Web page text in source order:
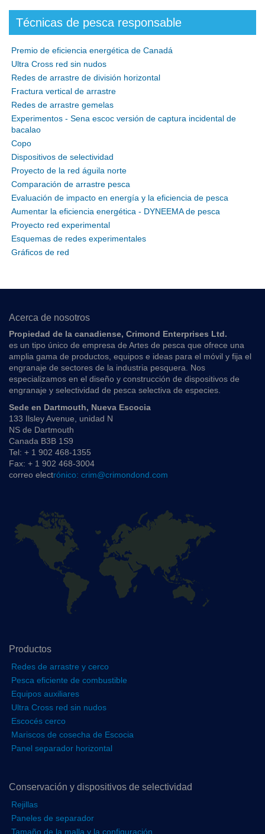
Técnicas de pesca responsable
Premio de eficiencia energética de Canadá
Ultra Cross red sin nudos
Redes de arrastre de división horizontal
Fractura vertical de arrastre
Redes de arrastre gemelas
Experimentos - Sena escoc versión de captura incidental de
bacalao
Copo
Dispositivos de selectividad
Proyecto de la red águila norte
Comparación de arrastre pesca
Evaluación de impacto en energía y la eficiencia de pesca
Aumentar la eficiencia energética - DYNEEMA de pesca
Proyecto red experimental
Esquemas de redes experimentales
Gráficos de red
Acerca de nosotros
Propiedad de la canadiense, Crimond Enterprises Ltd.
es un tipo único de empresa de Artes de pesca que ofrece una
amplia gama de productos, equipos e ideas para el móvil y fija el
engranaje de sectores de la industria pesquera. Nos
especializamos en el diseño y construcción de dispositivos de
engranaje y selectividad de pesca selectiva de especies.
Sede en Dartmouth, Nueva Escocia
133 Ilsley Avenue, unidad N
NS de Dartmouth
Canada B3B 1S9
Tel: + 1 902 468-1355
Fax: + 1 902 468-3004
correo electrónico: crim@crimondond.com
Productos
Redes de arrastre y cerco
Pesca eficiente de combustible
Equipos auxiliares
Ultra Cross red sin nudos
Escocés cerco
Mariscos de cosecha de Escocia
Panel separador horizontal
Conservación y dispositivos de selectividad
Rejillas
Paneles de separador
Tamaño de la malla y la configuración